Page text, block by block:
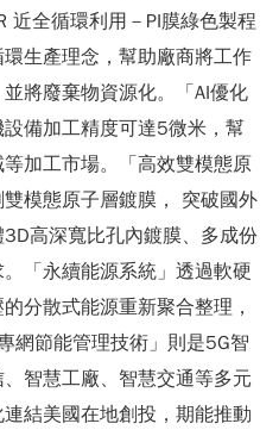
近全循環利用－PI膜綠色製程
生產理念，幫助廠商將工作
將廢棄物資源化。「AI優化
備加工精度可達5微米，幫
加工市場。「高效雙模態原
模態原子層鍍膜， 突破國外
高深寬比孔內鍍膜、多成份
「永續能源系統」透過軟硬
分散式能源重新聚合整理，
網節能管理技術」則是5G智
智慧工廠、智慧交通等多元
結美國在地創投，期能推動